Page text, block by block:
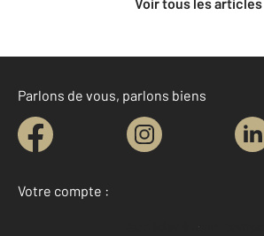
Parlons de vous, parlons biens
Votre compte :
Accéder à mon compte